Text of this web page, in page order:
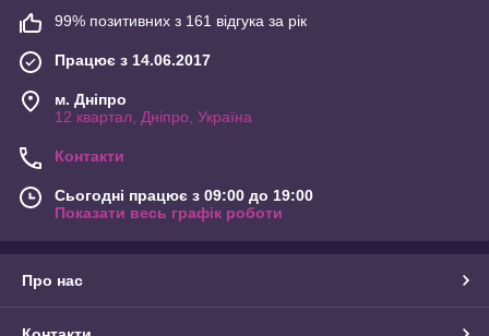
99% позитивних з 161 відгука за рік
Працює з 14.06.2017
м. Дніпро
12 квартал, Дніпро, Україна
Контакти
Сьогодні працює з 09:00 до 19:00
Показати весь графік роботи
Про нас